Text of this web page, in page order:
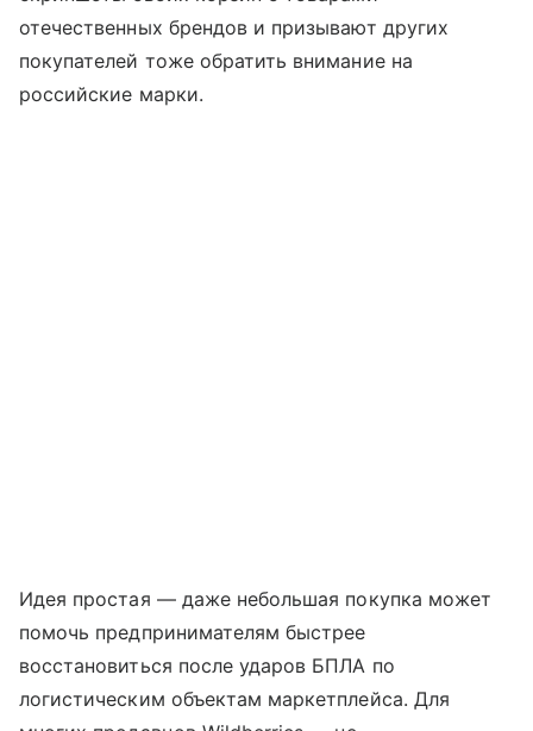
отечественных брендов и призывают других
покупателей тоже обратить внимание на
российские марки.
Идея простая — даже небольшая покупка может
помочь предпринимателям быстрее
восстановиться после ударов БПЛА по
логистическим объектам маркетплейса. Для